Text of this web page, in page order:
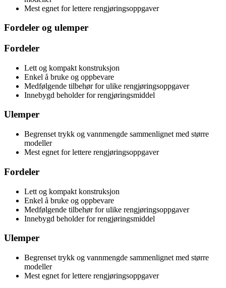
Mest egnet for lettere rengjøringsoppgaver
Fordeler og ulemper
Fordeler
Lett og kompakt konstruksjon
Enkel å bruke og oppbevare
Medfølgende tilbehør for ulike rengjøringsoppgaver
Innebygd beholder for rengjøringsmiddel
Ulemper
Begrenset trykk og vannmengde sammenlignet med større
modeller
Mest egnet for lettere rengjøringsoppgaver
Fordeler
Lett og kompakt konstruksjon
Enkel å bruke og oppbevare
Medfølgende tilbehør for ulike rengjøringsoppgaver
Innebygd beholder for rengjøringsmiddel
Ulemper
Begrenset trykk og vannmengde sammenlignet med større
modeller
Mest egnet for lettere rengjøringsoppgaver